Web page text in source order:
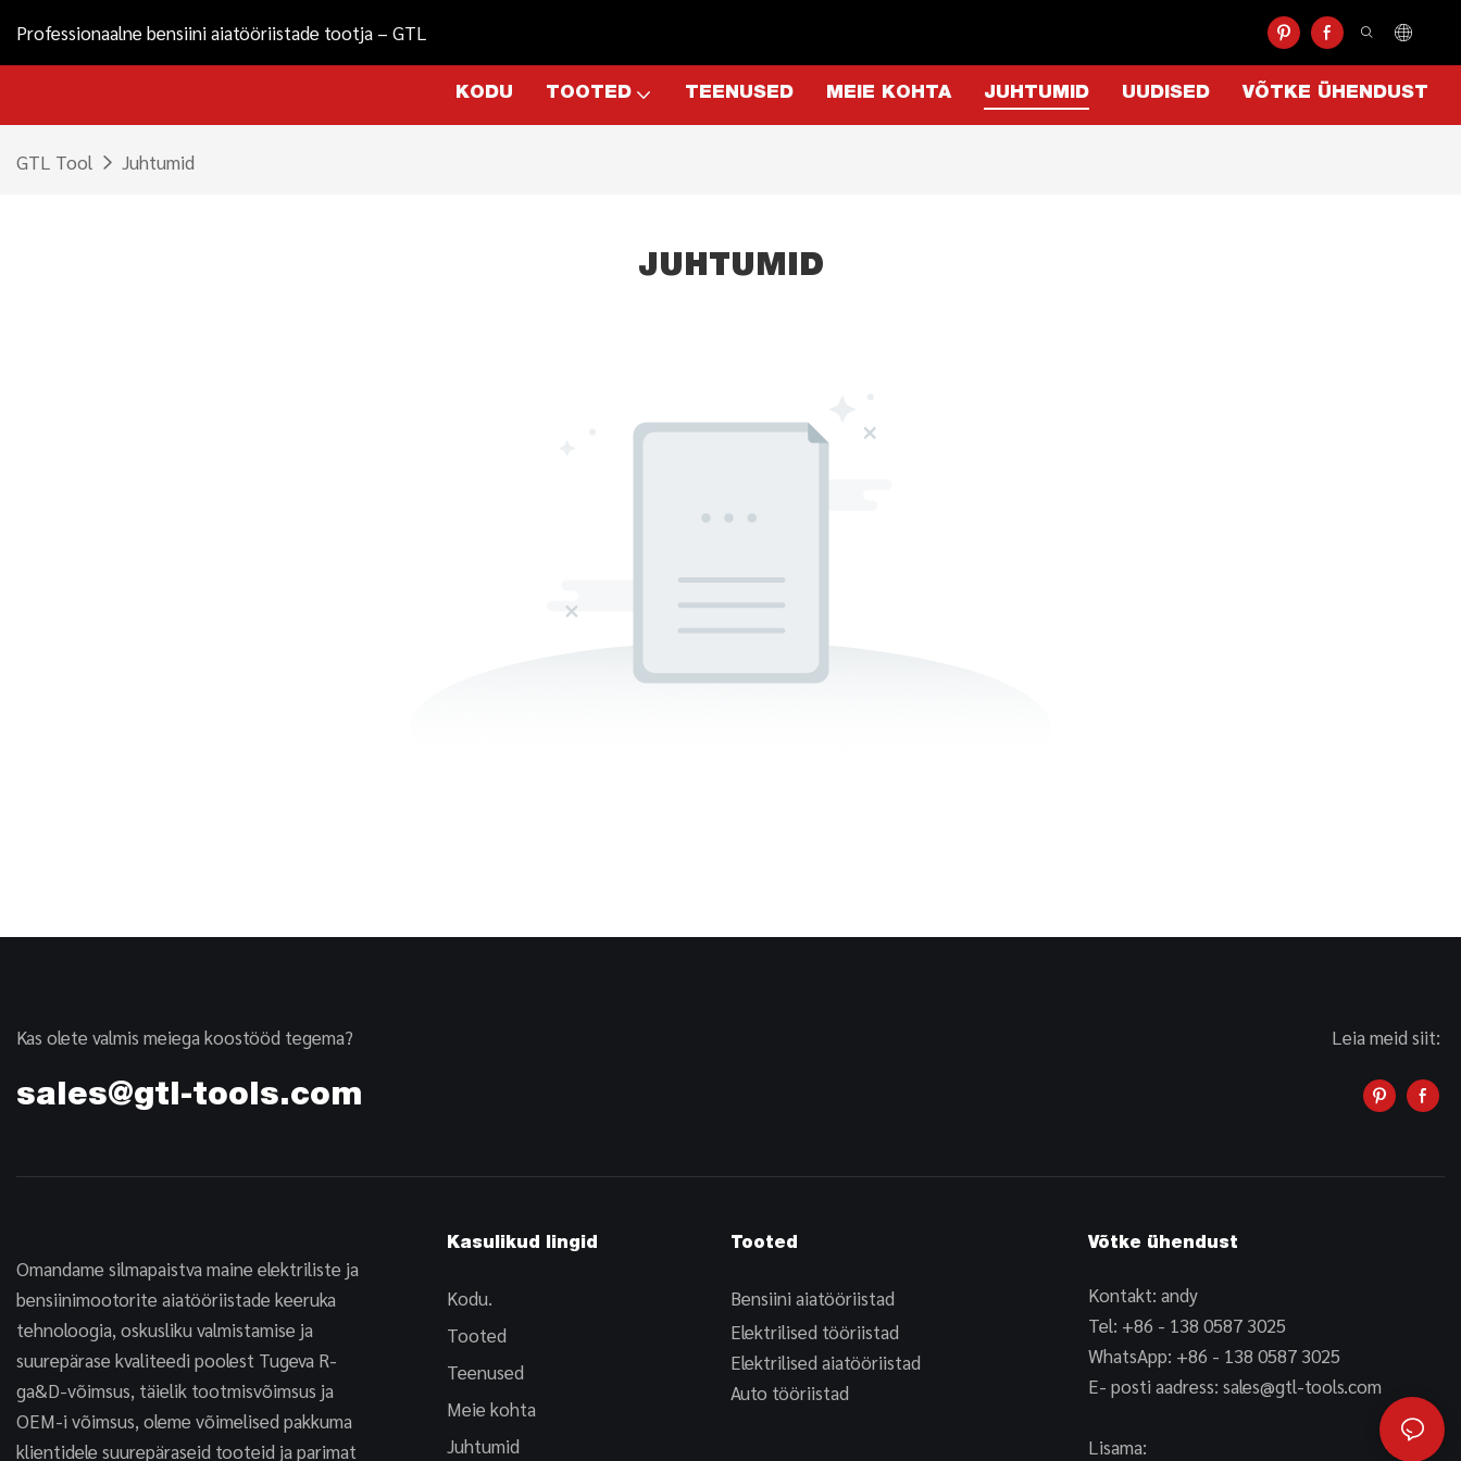
Professionaalne bensiini aiatööriistade tootja – GTL
KODU TOOTED TEENUSED MEIE KOHTA JUHTUMID UUDISED VÕTKE ÜHENDUST
GTL Tool Juhtumid
JUHTUMID
Kas olete valmis meiega koostööd tegema?
sales@gtl-tools.com
Leia meid siit:
Omandame silmapaistva maine elektriliste ja
bensiinimootorite aiatööriistade keeruka
tehnoloogia, oskusliku valmistamise ja
suurepärase kvaliteedi poolest Tugeva R-
ga&D-võimsus, täielik tootmisvõimsus ja
OEM-i võimsus, oleme võimelised pakkuma
klientidele suurepäraseid tooteid ja parimat
Kasulikud lingid
Kodu.
Tooted
Teenused
Meie kohta
Juhtumid
Tooted
Bensiini aiatööriistad
Elektrilised tööriistad
Elektrilised aiatööriistad
Auto tööriistad
Võtke ühendust
Kontakt: andy
Tel: +86 - 138 0587 3025
WhatsApp: +86 - 138 0587 3025
E- posti aadress: sales@gtl-tools.com
Lisama: